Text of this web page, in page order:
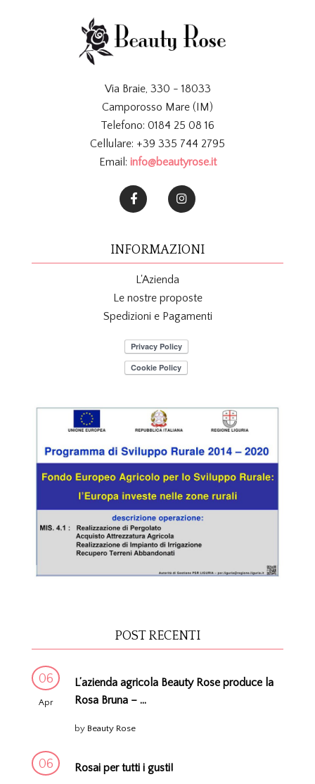
Via Braie, 330 - 18033
Camporosso Mare (IM)
Telefono: 0184 25 08 16
Cellulare: +39 335 744 2795
Email: info@beautyrose.it
INFORMAZIONI
L'Azienda
Le nostre proposte
Spedizioni e Pagamenti
POST RECENTI
06
Apr
L’azienda agricola Beauty Rose produce la
Rosa Bruna – ...
by Beauty Rose
06 Rosai per tutti i gusti!